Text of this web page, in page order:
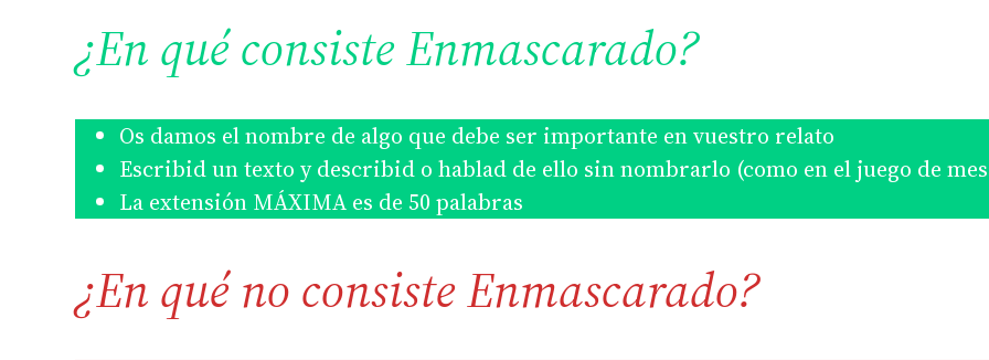
¿En qué consiste Enmascarado?
Os damos el nombre de algo que debe ser importante en vuestro relato
Escribid un texto y describid o hablad de ello sin nombrarlo (como en el juego de
La extensión MÁXIMA es de 50 palabras
¿En qué no consiste Enmascarado?